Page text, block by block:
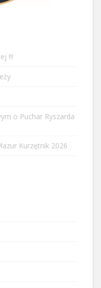
!!!
o Puchar Ryszarda
Kurzętnik 2026